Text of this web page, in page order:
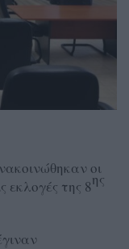
οι
εκλογές της 8ης